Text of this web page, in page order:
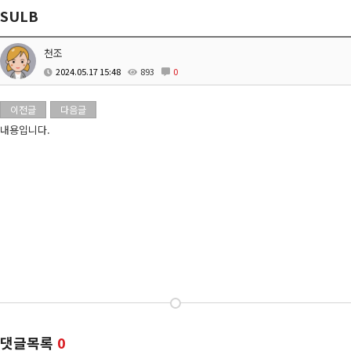
SULB
천조
2024.05.17 15:48 893 0
이전글 다음글
내용입니다.
댓글목록 0